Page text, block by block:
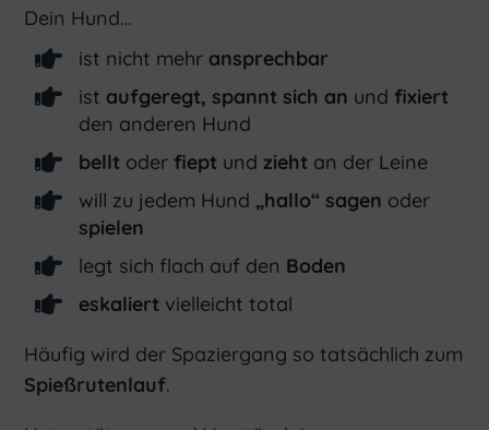
Dein Hund…
 ist nicht mehr ansprechbar
 ist aufgeregt, spannt sich an und fixiert
den anderen Hund
 belltoder fieptund ziehtan der Leine
 will zu jedem Hund „hallo“ sagen oder
spielen
 legt sich flach auf den Boden
 eskaliertvielleicht total
Häufig wird der Spaziergang so tatsächlich zum
Spießrutenlauf.